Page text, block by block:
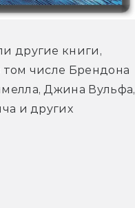
другие книги,
числе Брендона
Джина Вульфа,
и других